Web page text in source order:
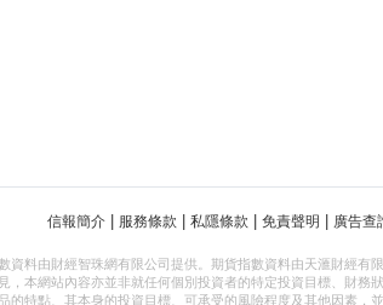
信報簡介 服務條款 私隱條款 免責聲明 廣告查
資料由財經智珠網有限公司提供。期貨指數資料由天滙財經有
，本網站內容亦並非就任何個別投資者的特定投資目標、財務
的特點、其本身的投資目標、可承受的風險程度及其他因素，